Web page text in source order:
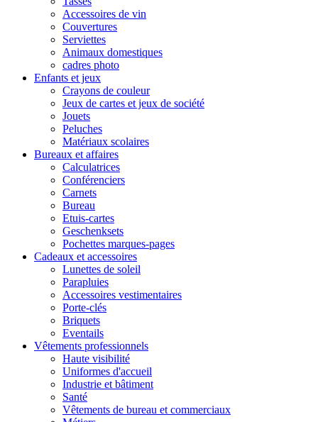
Accessoires de vin
Couvertures
Serviettes
Animaux domestiques
cadres photo
Enfants et jeux
Crayons de couleur
Jeux de cartes et jeux de société
Jouets
Peluches
Matériaux scolaires
Bureaux et affaires
Calculatrices
Conférenciers
Carnets
Bureau
Etuis-cartes
Geschenksets
Pochettes marques-pages
Cadeaux et accessoires
Lunettes de soleil
Parapluies
Accessoires vestimentaires
Porte-clés
Briquets
Eventails
Vêtements professionnels
Haute visibilité
Uniformes d'accueil
Industrie et bâtiment
Santé
Vêtements de bureau et commerciaux